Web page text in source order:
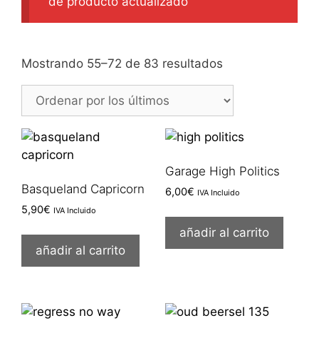
Mostrando 55–72 de 83 resultados
los
últimos
Basqueland Capricorn
5,90€ IVA Incluido
añadir al carrito
Garage High Politics
6,00€ IVA Incluido
añadir al carrito